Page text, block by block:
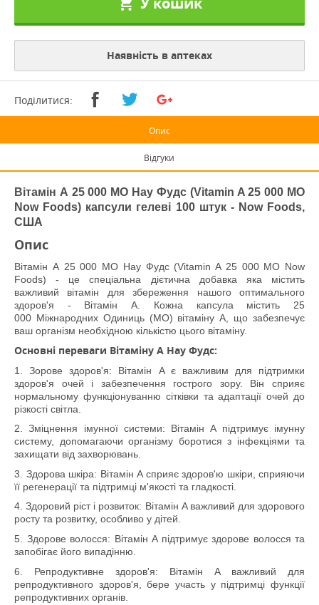
Наявність в аптеках
Поділитися:
Опис
Відгуки
Вітамін А 25 000 МО Нау Фудс (Vitamin A 25 000 MO
Now Foods) капсули гелеві 100 штук- Now Foods,
США
Опис
Вітамін А 25 000 МО Нау Фудс (Vitamin A 25 000 MO Now
Foods) - це спеціальна дієтична добавка яка містить
важливий вітамін для збереження нашого оптимального
здоров'я - Вітамін А. Кожна капсула містить 25
000 Міжнародних Одиниць (МО) вітаміну A, що забезпечує
ваш організм необхідною кількістю цього вітаміну.
Основні переваги Вітаміну A Нау Фудс:
1. Зорове здоров'я: Вітамін A є важливим для підтримки
здоров'я очей і забезпечення гострого зору. Він сприяє
нормальному функціонуванню сітківки та адаптації очей до
різкості світла.
2. Зміцнення імунної системи: Вітамін A підтримує імунну
систему, допомагаючи організму боротися з інфекціями та
захищати від захворювань.
3. Здорова шкіра: Вітамін A сприяє здоров'ю шкіри, сприяючи
її регенерації та підтримці м'якості та гладкості.
4. Здоровий ріст і розвиток: Вітамін A важливий для здорового
росту та розвитку, особливо у дітей.
5. Здорове волосся: Вітамін A підтримує здорове волосся та
запобігає його випадінню.
6. Репродуктивне здоров'я: Вітамін A важливий для
репродуктивного здоров'я, бере участь у підтримці функції
репродуктивних органів.